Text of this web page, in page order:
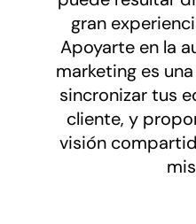
gran
Apoyarte en la
marketing es
sincronizar tus
cliente, y
visión